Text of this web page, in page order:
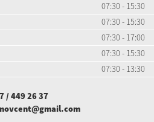
07:30 - 15:30
07:30 - 15:30
07:30 - 17:00
07:30 - 15:30
07:30 - 13:30
/ 449 26 37